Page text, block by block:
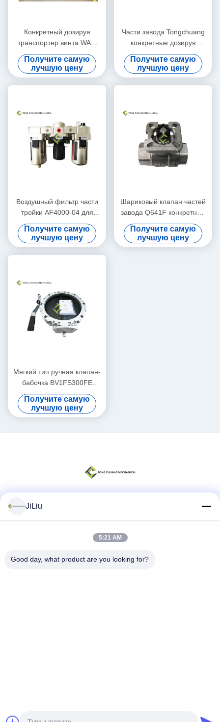
Конкретный дозируя
транспортер винта WAM
завода сгустил стальную
изготовленную на заказ
длину
Получите самую
лучшую цену
Части завода Tongchuang
конкретные дозируя
управляют цепным
колесом для редуктора
смесителя
Получите самую
лучшую цену
Воздушный фильтр части
тройки AF4000-04 для
конкретного дозируя
завода
Получите самую
лучшую цену
Шариковый клапан частей
завода Q641F конкретный
дозируя пневматический с
внутренним потоком
Получите самую
лучшую цену
Мягкий тип ручная клапан-
бабочка BV1FS300FE
300mm запечатывания
порошка цемента
Получите самую
лучшую цену
Быстрый контакт
Доставщик. 2022-2026 Changsha Tongchuang Mechanical Co.,
JiLiu
5:21 AM
Good day, what product are you looking for?